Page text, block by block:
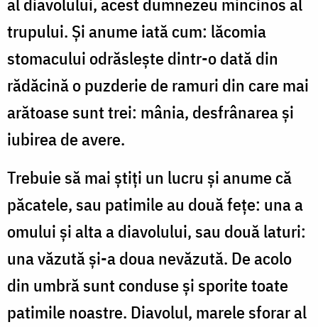
trupului. Şi anume iată cum: lăcomia
stomacului odrăsleşte dintr-o dată din
rădăcină o puzderie de ramuri din care mai
arătoase sunt trei: mânia, desfrânarea şi
iubirea de avere.
Trebuie să mai ştiţi un lucru şi anume că
păcatele, sau patimile au două feţe: una a
omului şi alta a diavolului, sau două laturi:
una văzută şi-a doua nevăzută. De acolo
din umbră sunt conduse şi sporite toate
patimile noastre. Diavolul, marele sforar al